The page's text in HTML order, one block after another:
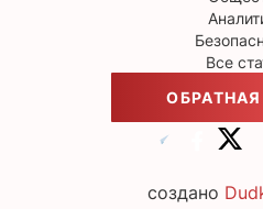
Все
создано